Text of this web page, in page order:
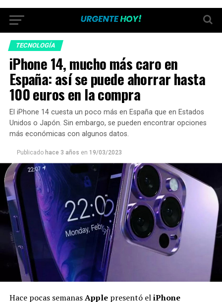
TECNOLOGÍA
iPhone 14, mucho más caro en
España: así se puede ahorrar hasta
100 euros en la compra
El iPhone 14 cuesta un poco más en España que en Estados
Unidos o Japón. Sin embargo, se pueden encontrar opciones
más económicas con algunos datos.
Publicado hace 3 años en 19/03/2023
Hace pocas semanasApplepresentó eliPhone